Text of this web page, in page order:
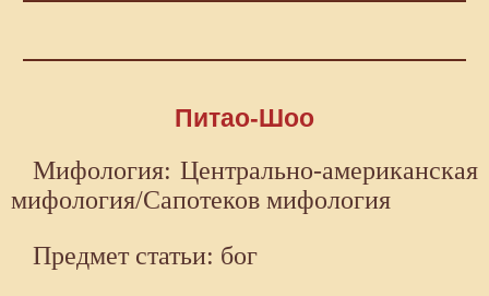
Питао-Шоо
Мифология: Центрально-американская
мифология/Сапотеков мифология
Предмет статьи: бог